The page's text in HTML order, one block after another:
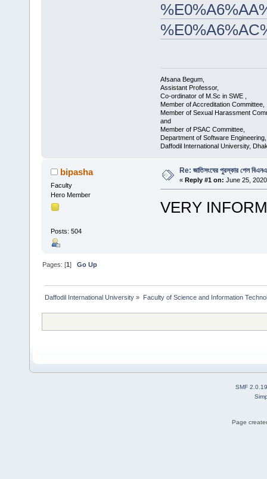
Afsana Begum,
Assistant Professor,
Co-ordinator of M.Sc in SWE ,
Member of Accreditation Committee,
Member of Sexual Harassment
and
Member of PSAC Committee,
Department of Software Engineering,
Daffodil International University,
bipasha
Faculty
Hero Member
Posts: 504
Re: জাতিসংঘের পুরস্কার পেল
« Reply #1 on: June 25,
VERY
Pages: [1]Go Up
Daffodil International University » Faculty of Science and Information
SMF 2.0.19
Page